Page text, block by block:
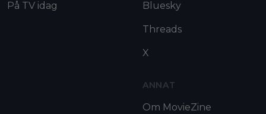
På TV idag Bluesky
Threads
X
ANNAT
Om MovieZine